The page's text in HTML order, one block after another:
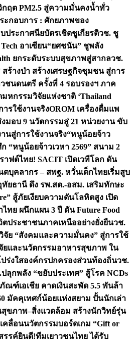
ฤต PM2.5 สู่ความมั่นคงน้ำทั่ว
ระกอบการ : ศักยภาพของ
ประกาศนียบัตรเชิดชูเกียรติวช. ชู
อาเซียน“ยศชนัน” ชูพลัง
ยกระดับระบบสุขภาพสู่สากลวช.
สร้างป่า สร้างเศรษฐกิจชุมชน สู่การ
ชนดนตรี ครั้งที่ 4 รอบรองฯ ภาค
มหกรรมวิจัยแห่งชาติ ‘Thailand
ารใช้งานจริงOROM เครื่องดื่มแพ
มอบ 9 นวัตกรรมสู่ 21 หน่วยงาน ขับ
นสู่การใช้งานจริง“หนูน้อยจ้าว
“หนูน้อยจ้าวเวหา 2569” สนาม 2
ฟต์ไทย! SACIT เปิดเวทีโลก ดัน
ตบุคลากร – สพฐ. หวั่นเด็กไทยเริ่มสูบ
ยธานี ดึง รพ.สต.-อสม. เสริมทักษะ
สู้ภัยเงียบความดันโลหิตสูง เปิด
ทย ผนึกแผน 3 ปี ดัน Future Food
ประชาชนภาคเหนืออย่างยั่งยืนวช.
วิจัย “สังคมและความมั่นคง” สู่การใช้
ยและนวัตกรรมอาหารสุขภาพ ใน
ร่งใสองค์กรปกครองส่วนท้องถิ่นวช.
ลุกพลัง “ขยับประเทศ” สู้โรค NCDs
ณฑ์เอเชีย คาดเงินสะพัด 5.5 พันล้า
มัคคุเทศก์น้อยแห่งสยาม ปั้นนักเล่า
สุขภาพ–สิ่งแวดล้อม สร้างนักวิทย์รุ่น
คลื่อนนวัตกรรมบอร์ดเกม “Gift or
รรค์ยินดี!ทีมเยาวชนไทย ได้รับ